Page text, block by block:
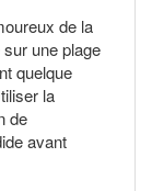
de la
une plage
quelque
la
de
avant